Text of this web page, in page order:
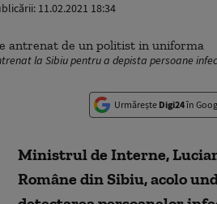
11.02.2021 18:34
la Sibiu pentru a depista persoane
Urmărește Digi24în
Ministrul de Interne,
Române din Sibiu, acolo